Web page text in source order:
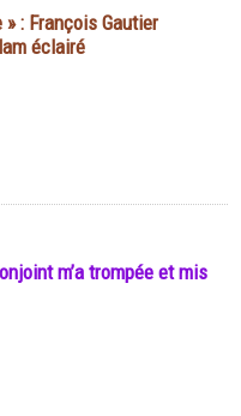
: François Gautier
éclairé
m’a trompée et mis